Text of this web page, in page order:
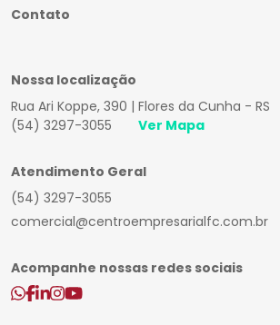
Contato
Nossa localização
Rua Ari Koppe, 390 | Flores da Cunha - RS
(54) 3297-3055
Ver Mapa
Atendimento Geral
(54) 3297-3055
comercial@centroempresarialfc.com.br
Acompanhe nossas redes sociais